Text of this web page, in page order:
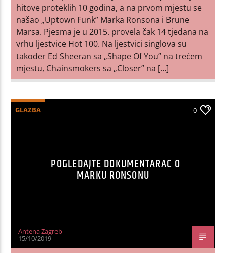
hitove proteklih 10 godina, a na prvom mjestu se
našao „Uptown Funk” Marka Ronsona i Brune
Marsa. Pjesma je u 2015. provela čak 14 tjedana na
vrhu ljestvice Hot 100. Na ljestvici singlova su
također Ed Sheeran sa „Shape Of You” na trećem
mjestu, Chainsmokers sa „Closer” na […]
GLAZBA 0
POGLEDAJTE DOKUMENTARAC O
MARKU RONSONU
Antena Zagreb
15/10/2019